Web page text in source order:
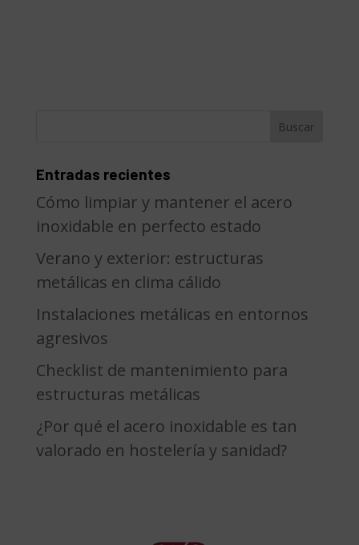
Entradas recientes
Cómo limpiar y mantener el acero
inoxidable en perfecto estado
Verano y exterior: estructuras
metálicas en clima cálido
Instalaciones metálicas en entornos
agresivos
Checklist de mantenimiento para
estructuras metálicas
¿Por qué el acero inoxidable es tan
valorado en hostelería y sanidad?